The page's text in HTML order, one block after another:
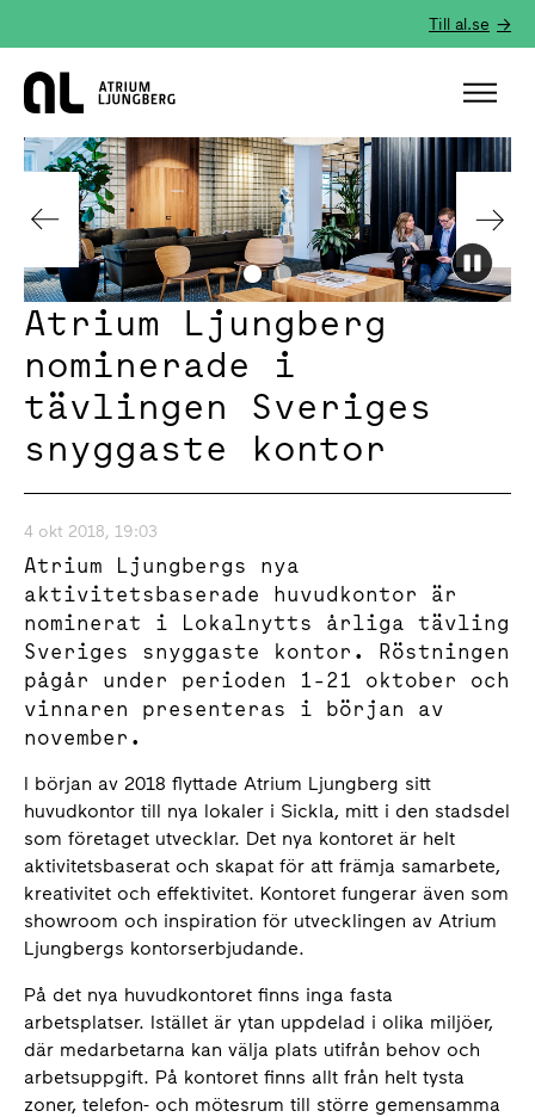
Till al.se
Hem
Atrium Ljungberg
nominerade i
tävlingen Sveriges
snyggaste kontor
4 okt 2018, 19:03
Atrium Ljungbergs nya
aktivitetsbaserade huvudkontor är
nominerat i Lokalnytts årliga tävling
Sveriges snyggaste kontor. Röstningen
pågår under perioden 1-21 oktober och
vinnaren presenteras i början av
november.
I början av 2018 flyttade Atrium Ljungberg sitt
huvudkontor till nya lokaler i Sickla, mitt i den stadsdel
som företaget utvecklar. Det nya kontoret är helt
aktivitetsbaserat och skapat för att främja samarbete,
kreativitet och effektivitet. Kontoret fungerar även som
showroom och inspiration för utvecklingen av Atrium
Ljungbergs kontorserbjudande.
På det nya huvudkontoret finns inga fasta
arbetsplatser. Istället är ytan uppdelad i olika miljöer,
där medarbetarna kan välja plats utifrån behov och
arbetsuppgift. På kontoret finns allt från helt tysta
zoner, telefon- och mötesrum till större gemensamma